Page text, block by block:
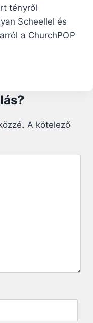
tényről
Scheellel és
a ChurchPOP
A kötelező